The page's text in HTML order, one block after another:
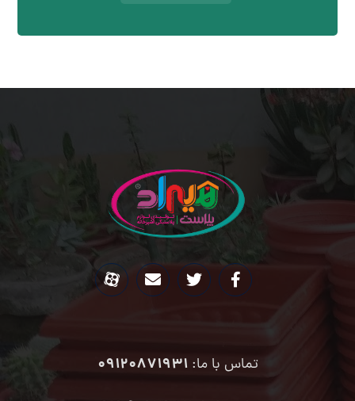
تماس با ما:09120871931